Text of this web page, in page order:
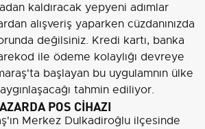
kaldıracak yepyeni adımlar
alışveriş yaparken cüzdanınızda
değilsiniz. Kredi kartı, banka
ile ödeme kolaylığı devreye
başlayan bu uygulamnın ülke
tahmin ediliyor.
POS CİHAZI
Merkez Dulkadiroğlu ilçesinde